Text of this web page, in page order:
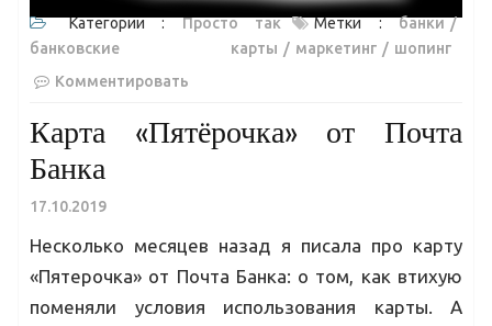
Категории :Просто так Метки :банки
банковские карты
маркетинг
шопинг
Комментировать
Карта «Пятёрочка» от Почта
Банка
17.10.2019
Несколько месяцев назад я писала про карту
«Пятерочка» от Почта Банка: о том, как втихую
поменяли условия использования карты. А